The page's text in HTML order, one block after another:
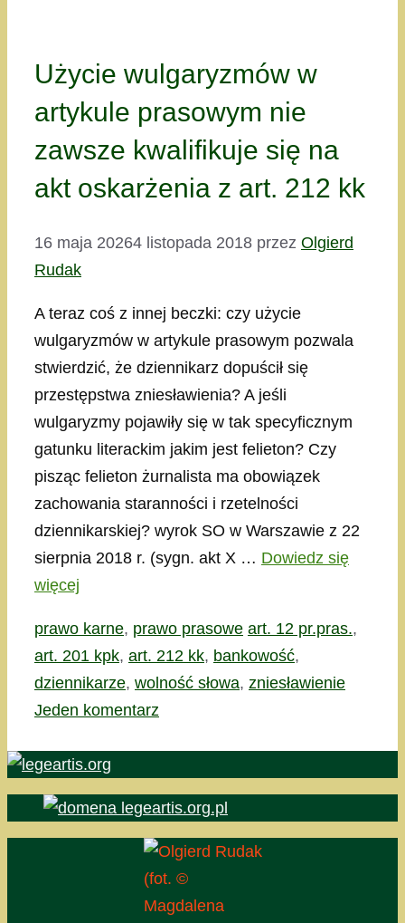
Użycie wulgaryzmów w
artykule prasowym nie
zawsze kwalifikuje się na
akt oskarżenia z art. 212 kk
16 maja 20264 listopada 2018 przez Olgierd
Rudak
A teraz coś z innej beczki: czy użycie
wulgaryzmów w artykule prasowym pozwala
stwierdzić, że dziennikarz dopuścił się
przestępstwa zniesławienia? A jeśli
wulgaryzmy pojawiły się w tak specyficznym
gatunku literackim jakim jest felieton? Czy
pisząc felieton żurnalista ma obowiązek
zachowania staranności i rzetelności
dziennikarskiej? wyrok SO w Warszawie z 22
sierpnia 2018 r. (sygn. akt X … Dowiedz się
więcej
Kategorie
prawo karne, prawo prasowe Tagi
art. 12 pr.pras.,
art. 201 kpk, art. 212 kk, bankowość,
dziennikarze, wolność słowa, zniesławienie
Jeden komentarz
(fot. ©
Magdalena